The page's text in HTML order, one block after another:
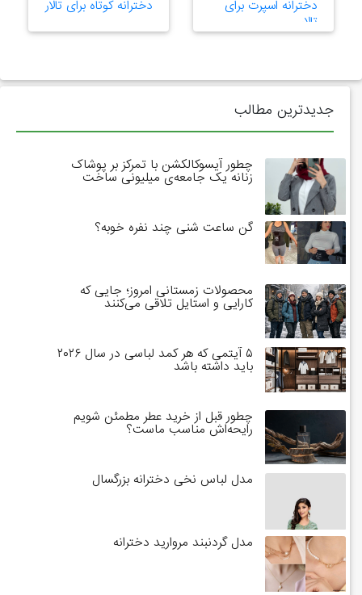
دخترانه اسپرت برای
تالار
دخترانه کوتاه برای تالار
جدیدترین مطالب
چطور آیسوکالکشن با تمرکز بر پوشاک
زنانه یک جامعه‌ی میلیونی ساخت
گن ساعت شنی چند نفره خوبه؟
محصولات زمستانی امروز؛ جایی که
کارایی و استایل تلاقی می‌کنند
۵ آیتمی که هر کمد لباسی در سال ۲۰۲۶
باید داشته باشد
چطور قبل از خرید عطر مطمئن شویم
رایحه‌اش مناسب ماست؟
مدل لباس نخی دخترانه بزرگسال
مدل گردنبند مروارید دخترانه